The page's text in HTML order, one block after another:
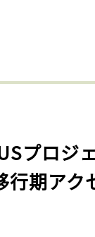
プロジ
行期アク